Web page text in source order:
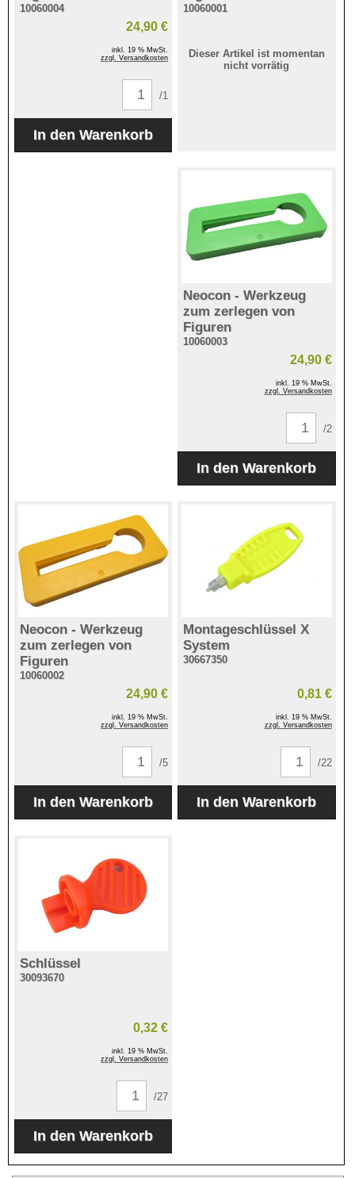
10060004
24,90 €
inkl. 19 % MwSt.
zzgl. Versandkosten
/1
10060001
Dieser Artikel ist momentan
nicht vorrätig
Neocon - Werkzeug
zum zerlegen von
Figuren
10060003
24,90 €
inkl. 19 % MwSt.
zzgl. Versandkosten
/2
Neocon - Werkzeug
zum zerlegen von
Figuren
10060002
24,90 €
inkl. 19 % MwSt.
zzgl. Versandkosten
/5
Montageschlüssel X
System
30667350
0,81 €
inkl. 19 % MwSt.
zzgl. Versandkosten
/22
Schlüssel
30093670
0,32 €
inkl. 19 % MwSt.
zzgl. Versandkosten
/27